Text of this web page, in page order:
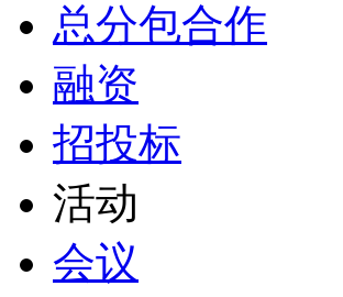
总分包合作
融资
招投标
活动
会议